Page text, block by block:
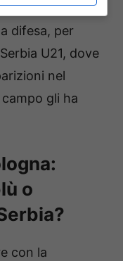
si è cresciuti.
difesa, per
U21, dove
nel
gli ha
o
con la